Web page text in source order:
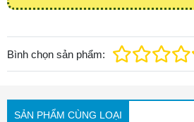
Bình chọn sản phẩm:
SẢN PHẨM CÙNG LOẠI